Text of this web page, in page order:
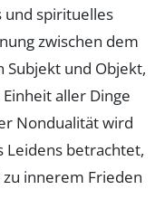
und spirituelles
zwischen dem
Subjekt und Objekt,
aller Dinge
Nondualität wird
Leidens betrachtet,
innerem Frieden